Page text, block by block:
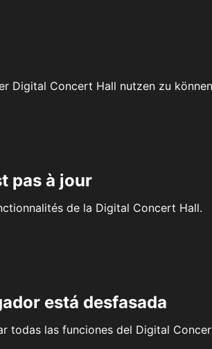
Digital Concert Hall nutzen zu
pas à jour
de la Digital Concert Hall.
está desfasada
todas las funciones del Digital